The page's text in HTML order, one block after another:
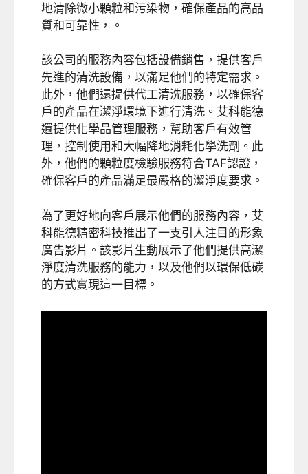
地清除微小顆粒和污染物，確保產品的高品
質和可靠性，。
該公司的服務內容包括設備銷售，提供客戶
先進的清洗設備，以滿足他們的特定需求。
此外，他們還提供代工清洗服務，以確保客
戶的產品在潔淨環境下進行清洗。艾科能德
還提供化學品管理服務，幫助客戶有效管
理，控制使用和大幅降地消耗化學洗劑。此
外，他們的顆粒度檢驗服務符合TAF認證，
確保客戶的產品滿足最嚴格的潔淨度要求。
為了更好地向客戶展示他們的服務內容，艾
科能德精密科技推出了一支引人注目的形象
廣告影片。 該影片生動展示了他們提供高潔
淨度清洗服務的能力，以及他們以環保低碳
的方式實現這一目標。